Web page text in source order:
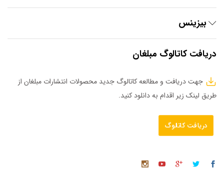
بیزینس
دریافت کاتالوگ مبلغان
جهت دریافت و مطالعه کاتالوگ جدید محصولات انتشارات مبلغان از
طریق لینک زیر اقدام به دانلود کنید.
دریافت کاتالوگ